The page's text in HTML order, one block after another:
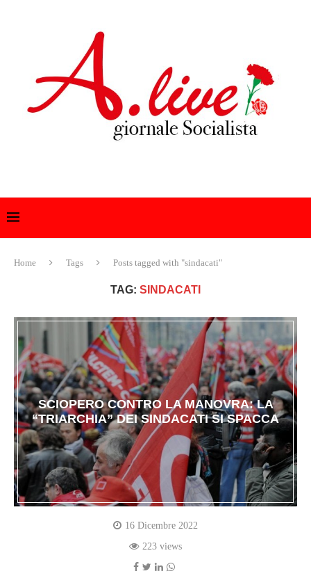
Home Tags Posts tagged with "sindacati"
TAG: SINDACATI
SCIOPERO CONTRO LA MANOVRA: LA
“TRIARCHIA” DEI SINDACATI SI SPACCA
16 Dicembre 2022
223 views